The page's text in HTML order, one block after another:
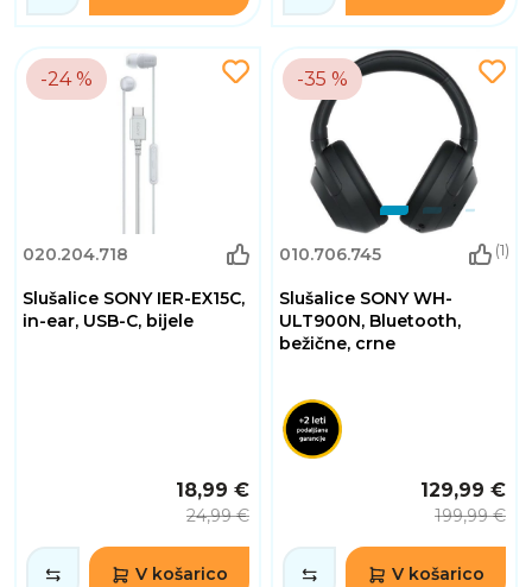
-24 %
020.204.718
Slušalice SONY IER-EX15C,
in-ear, USB-C, bijele
18,99 €
24,99 €
V košarico
-35 %
010.706.745 (1)
Slušalice SONY WH-
ULT900N, Bluetooth,
bežične, crne
129,99 €
199,99 €
V košarico